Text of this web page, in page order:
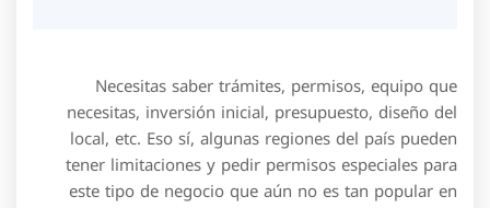
Necesitas saber trámites, permisos, equipo que
necesitas, inversión inicial, presupuesto, diseño del
local, etc. Eso sí, algunas regiones del país pueden
tener limitaciones y pedir permisos especiales para
este tipo de negocio que aún no es tan popular en